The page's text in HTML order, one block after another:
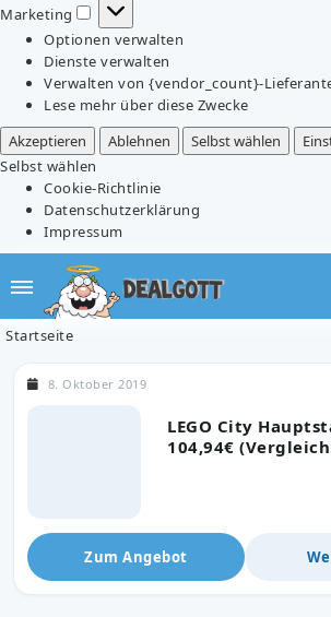
Marketing
Marketing
Optionen verwalten
Dienste verwalten
Verwalten von {vendor_count}-
Lese mehr über diese Zwecke
Akzeptieren
Ablehnen Selbst wählen
Selbst wählen
Cookie-Richtlinie
Datenschutzerklärung
Impressum
Startseite
LEGO City
104,94€
8. Oktober 2019
Zum Angebot